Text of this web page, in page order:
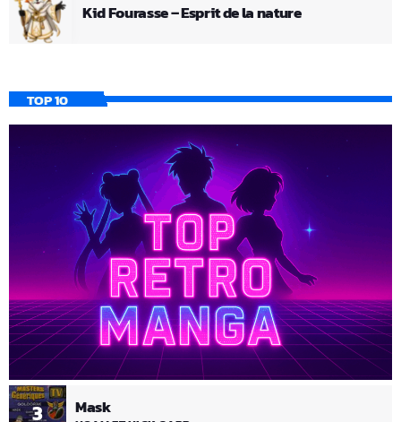
Kid Fourasse – Esprit de la nature
TOP 10
3 Mask